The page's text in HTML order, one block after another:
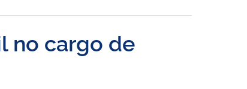
no cargo de